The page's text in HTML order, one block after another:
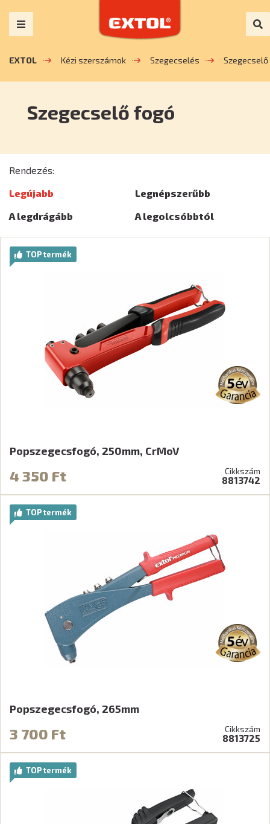
EXTOL Kézi szerszámok Szegecselés
Szegecselő fogó
Rendezés:
Legújabb
Legnépszerűbb
A legdrágább
A legolcsóbbtól
TOP termék
Popszegecsfogó, 250mm, CrMoV
4 350 Ft Cikkszám
8813742
TOP termék
Popszegecsfogó, 265mm
3 700 Ft Cikkszám
8813725
TOP termék